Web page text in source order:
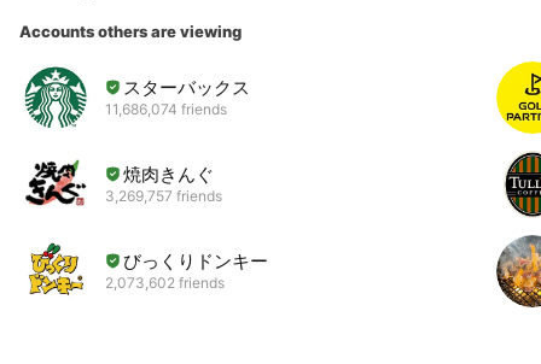
Accounts others are viewing
スターバックス
11,686,074 friends
焼肉きんぐ
3,269,757 friends
びっくりドンキー
2,073,602 friends